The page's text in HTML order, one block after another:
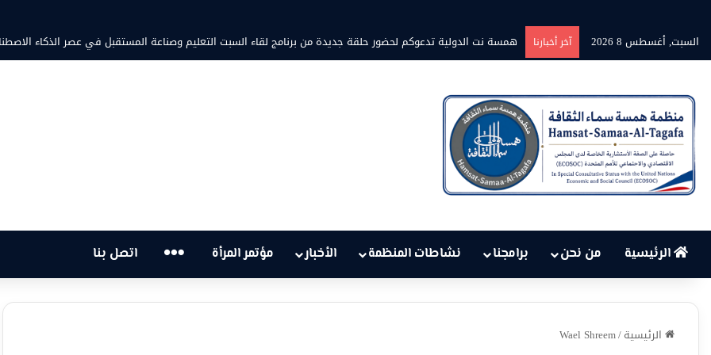
السبت, أغسطس 8 2026
آخر أخبارنا همسة نت الدولية تدعوكم لحضور حلقة جديدة من برنامج لقاء السبت التعليم وصناعة المستقبل في عصر الذكاء
الرئيسية من نحن برامجنا نشاطات المنظمة الأخبار مؤتمر المرأة … اتصل بنا
الرئيسية/
Wael Shreem